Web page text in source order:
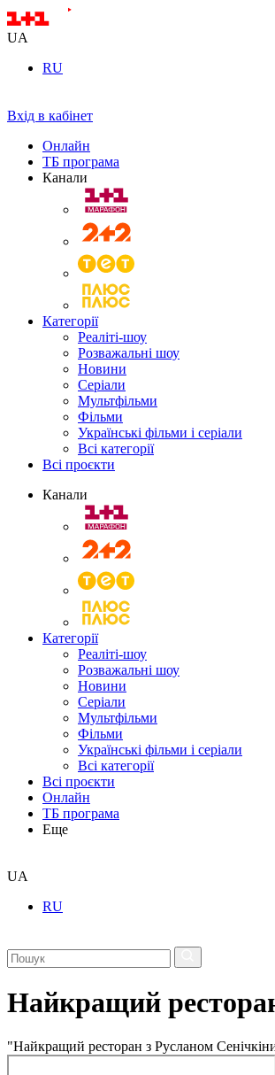
UA
RU
Вхід в кабінет
Онлайн
ТБ програма
Канали
Категорії
Реаліті-шоу
Розважальні шоу
Новини
Серіали
Мультфільми
Фільми
Українські фільми і серіали
Всі категорії
Всі проєкти
Канали
Категорії
Реаліті-шоу
Розважальні шоу
Новини
Серіали
Мультфільми
Фільми
Українські фільми і серіали
Всі категорії
Всі проєкти
Онлайн
ТБ програма
Еще
UA
RU
Найкращий
"Найкращий ресторан з Русланом